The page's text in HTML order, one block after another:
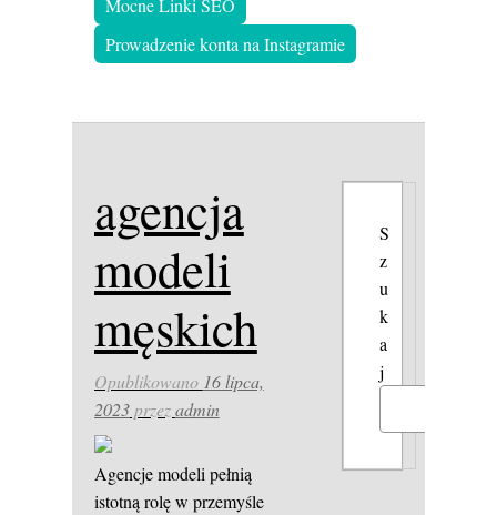
Mocne Linki SEO
Prowadzenie konta na Instagramie
agencja
modeli
męskich
Opublikowano 16 lipca,
2023przezadmin
Agencje modeli pełnią
istotną rolę w przemyśle
S
z
u
k
a
j